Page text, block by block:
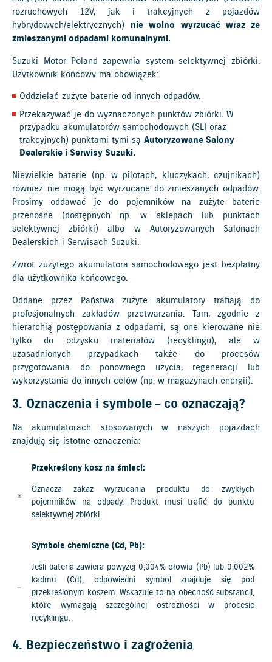
rozruchowych 12V, jak i trakcyjnych z pojazdów
hybrydowych/elektrycznych) nie wolno wyrzucać wraz ze
zmieszanymi odpadami komunalnymi.
Suzuki Motor Poland zapewnia system selektywnej zbiórki.
Użytkownik końcowy ma obowiązek:
Oddzielać zużyte baterie od innych odpadów.
Przekazywać je do wyznaczonych punktów zbiórki. W
przypadku akumulatorów samochodowych (SLI oraz
trakcyjnych) punktami tymi sąAutoryzowane Salony
Dealerskie i Serwisy Suzuki.
Niewielkie baterie (np. w pilotach, kluczykach, czujnikach)
również nie mogą być wyrzucane do zmieszanych odpadów.
Prosimy oddawać je do pojemników na zużyte baterie
przenośne (dostępnych np. w sklepach lub punktach
selektywnej zbiórki) albo w Autoryzowanych Salonach
Dealerskich i Serwisach Suzuki.
Zwrot zużytego akumulatora samochodowego jest bezpłatny
dla użytkownika końcowego.
Oddane przez Państwa zużyte akumulatory trafiają do
profesjonalnych zakładów przetwarzania. Tam, zgodnie z
hierarchią postępowania z odpadami, są one kierowane nie
tylko do odzysku materiałów (recyklingu), ale w
uzasadnionych przypadkach także do procesów
przygotowania do ponownego użycia, regeneracji lub
wykorzystania do innych celów (np. w magazynach energii).
3. Oznaczenia i symbole – co oznaczają?
Na akumulatorach stosowanych w naszych pojazdach
znajdują się istotne oznaczenia:
Przekreślony kosz na śmieci:
Oznacza zakaz wyrzucania produktu do zwykłych
pojemników na odpady. Produkt musi trafić do punktu
selektywnej zbiórki.
Symbole chemiczne (Cd, Pb):
Jeśli bateria zawiera powyżej 0,004% ołowiu (Pb) lub 0,002%
kadmu (Cd), odpowiedni symbol znajduje się pod
przekreślonym koszem. Wskazuje to na obecność substancji,
które wymagają szczególnej ostrożności w procesie
recyklingu.
4. Bezpieczeństwo i zagrożenia